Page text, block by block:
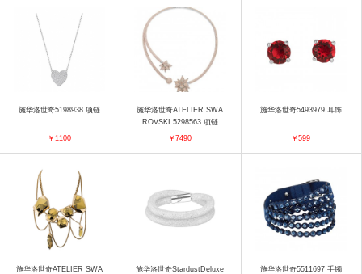
施华洛世奇5198938 项链
￥1100
施华洛世奇ATELIER SWA
ROVSKI 5298563 项链
￥7490
施华洛世奇5493979 耳饰
￥599
施华洛世奇ATELIER SWA 施华洛世奇StardustDeluxe 施华洛世奇5511697 手镯